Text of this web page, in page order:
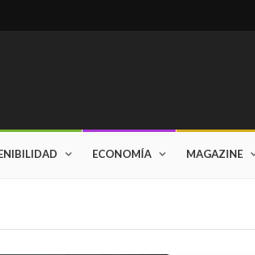
ECONOMÍA MAGAZINE